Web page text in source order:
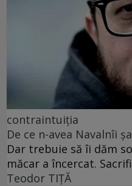
contraintuiția
De ce n-avea Navalnîi
Dar trebuie să îi dăm
măcar a încercat.
Teodor TIŢĂ